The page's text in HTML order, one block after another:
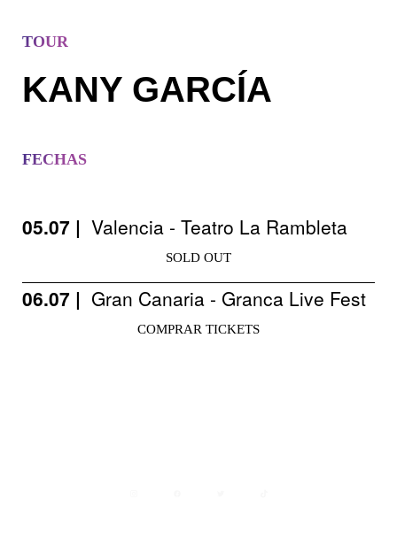
TOUR
KANY GARCÍA
FECHAS
05.07 | Valencia - Teatro La Rambleta
SOLD OUT
06.07 | Gran Canaria - Granca Live Fest
COMPRAR TICKETS